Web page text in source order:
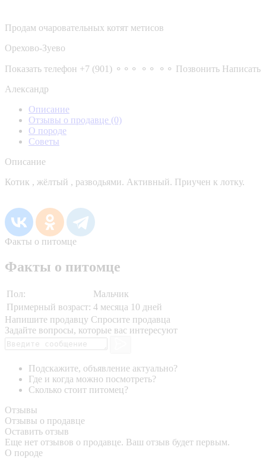
Продам очаровательных котят метисов
Орехово-Зуево
Показать телефон +7 (901) ⚬⚬⚬ ⚬⚬ ⚬⚬ Позвонить Написать
Александр
Описание
Отзывы о продавце (0)
О породе
Советы
Описание
Котик , жёлтый , разводьями. Активный. Приучен к лотку.
Факты о питомце
Факты о питомце
Пол:
Мальчик
Примерный возраст: 4 месяца 10 дней
Напишите продавцу Спросите продавца
Задайте вопросы, которые вас интересуют
Подскажите, объявление актуально?
Где и когда можно посмотреть?
Сколько стоит питомец?
Отзывы
Отзывы о продавце
Оставить отзыв
Еще нет отзывов о продавце. Ваш отзыв будет первым.
О породе